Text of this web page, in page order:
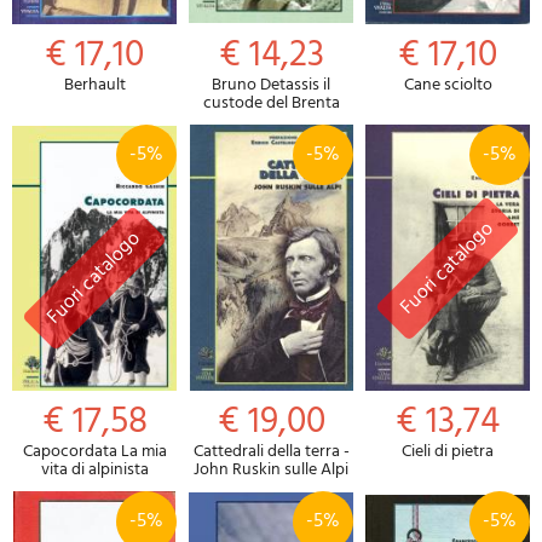
€ 17,10
Berhault
€ 14,23
Bruno Detassis il
custode del Brenta
€ 17,10
Cane sciolto
-5%
€ 17,58
Capocordata La mia
vita di alpinista
-5%
€ 19,00
Cattedrali della terra -
John Ruskin sulle Alpi
-5%
€ 13,74
Cieli di pietra
-5% -5% -5%